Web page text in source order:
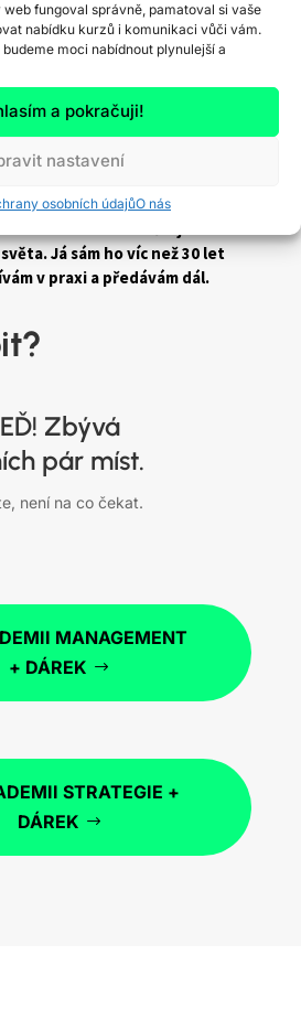
fungoval správně, pamatoval si vaše
nabídku kurzů i komunikaci vůči vám.
moci nabídnout plynulejší a
a pokračuji!
nastavení
osobních údajůO nás
proberte Vaše otázky a
správná otázka nebo jeden
a problém, který vás brzdí
během několika minut. A my
ze systému rozvoje lidí a
Já sám ho víc než 30 let
v praxi a předávám dál.
Zbývá
pár míst.
není na co čekat.
MANAGEMENT
+ DÁREK
STRATEGIE +
DÁREK